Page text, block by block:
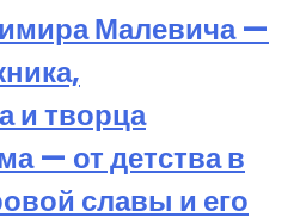
Малевича —
и творца
— от детства в
славы и его